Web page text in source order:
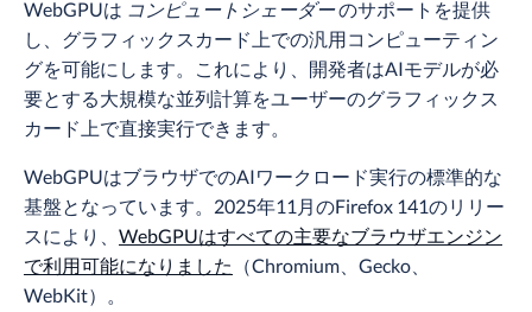
WebGPUは コンピュートシェーダーのサポートを提供
し、グラフィックスカード上での汎用コンピューティン
グを可能にします。これにより、開発者はAIモデルが必
要とする大規模な並列計算をユーザーのグラフィックス
カード上で直接実行できます。
WebGPUはブラウザでのAIワークロード実行の標準的な
基盤となっています。2025年11月のFirefox 141のリリー
スにより、 WebGPUはすべての主要なブラウザエンジン
で利用可能になりました
（Chromium、Gecko、
WebKit）。